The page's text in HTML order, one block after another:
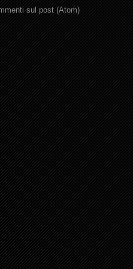
sul post (Atom)